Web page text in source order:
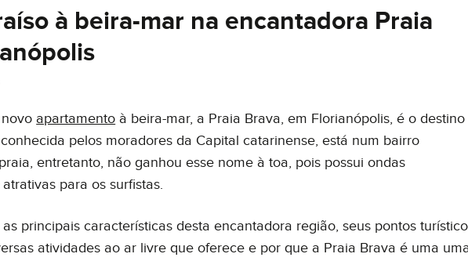
à beira-mar na encantadora Praia
apartamento à beira-mar, a Praia Brava, em Florianópolis, é o destino
pelos moradores da Capital catarinense, está num bairro
entretanto, não ganhou esse nome à toa, pois possui ondas
para os surfistas.
principais características desta encantadora região, seus pontos
atividades ao ar livre que oferece e por que a Praia Brava é uma